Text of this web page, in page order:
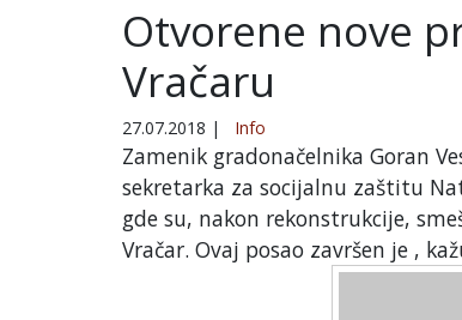
Otvorene nove
Vračaru
27.07.2018 | Info
Zamenik gradonačelnika Goran
sekretarka za socijalnu zaštitu
gde su, nakon rekonstrukcije,
Vračar. Ovaj posao završen je ,